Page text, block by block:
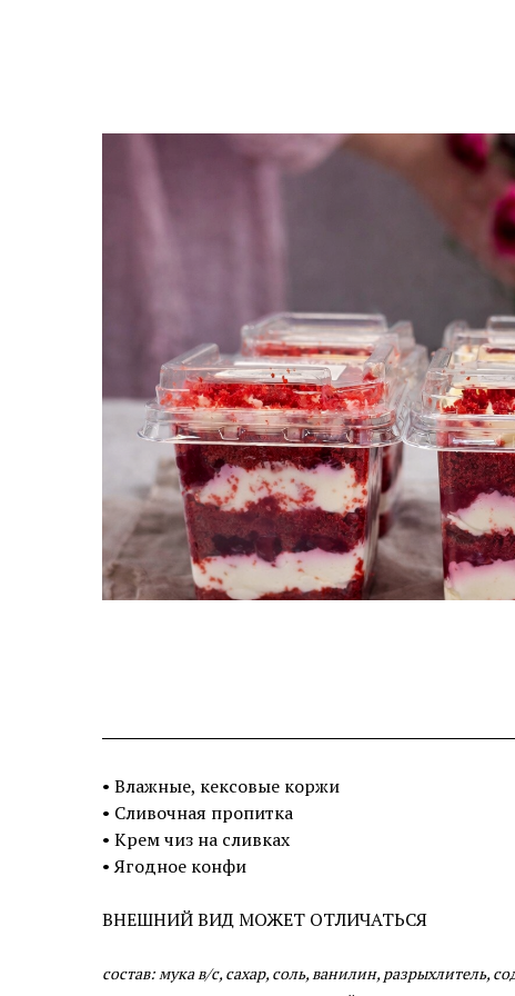
• Влажные, кексовые коржи
• Сливочная пропитка
• Крем чиз на сливках
• Ягодное конфи
ВНЕШНИЙ ВИД МОЖЕТ ОТЛИЧАТЬСЯ
состав: мука в/с, сахар, соль, ванилин, разрыхлитель,